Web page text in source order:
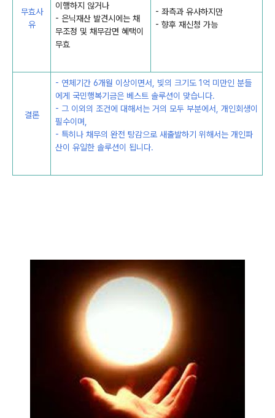
무효사
유
이행하지 않거나
- 은닉재산 발견시에는 채
무조정 및 채무감면 혜택이
무효
- 좌측과 유사하지만
- 향후 재신청 가능
결론
- 연체기간 6개월 이상이면서,
빚의 크기도 1억 미만인 분들
에게 국민행복기금은 베스트 솔루션이 맞습니다.
- 그 이외의 조건에 대해서는 거의 모두 부분에서, 개인회생이
필수이며,
- 특히나 채무의 완전 탕감으로 새출발하기 위해서는 개인파
산이 유일한 솔루션이 됩니다.